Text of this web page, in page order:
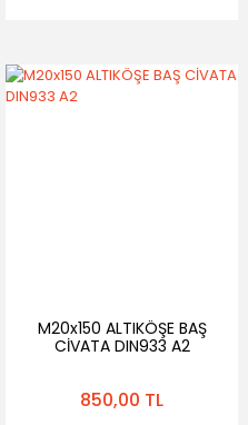
M20x150 ALTIKÖŞE BAŞ
CİVATA DIN933 A2
850,00 TL